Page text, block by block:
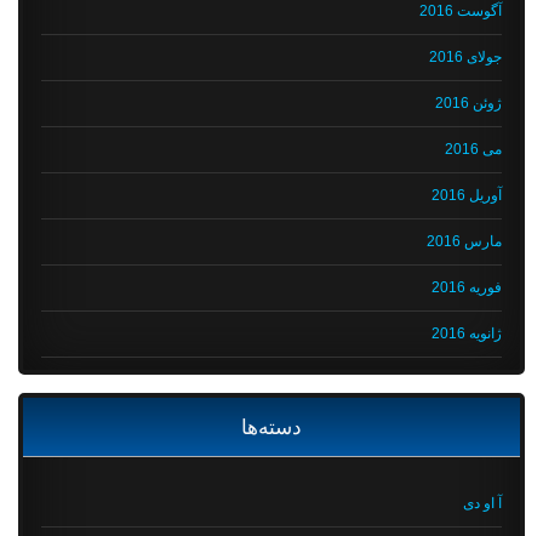
آگوست 2016
جولای 2016
ژوئن 2016
می 2016
آوریل 2016
مارس 2016
فوریه 2016
ژانویه 2016
دسته‌ها
آ او دی